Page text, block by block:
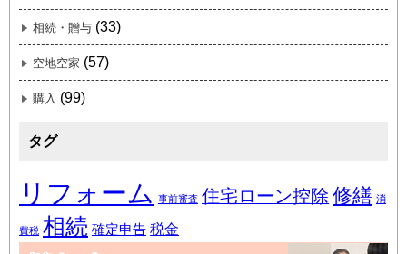
相続・贈与 (33)
空地空家 (57)
購入 (99)
タグ
リフォーム 事前審査 住宅ローン控除 修繕 消
費税 相続 確定申告 税金